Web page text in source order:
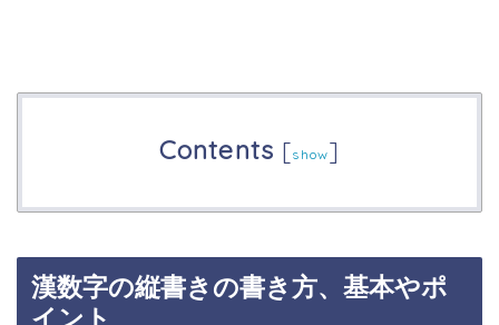
Contents [show]
漢数字の縦書きの書き方、基本やポ
イント